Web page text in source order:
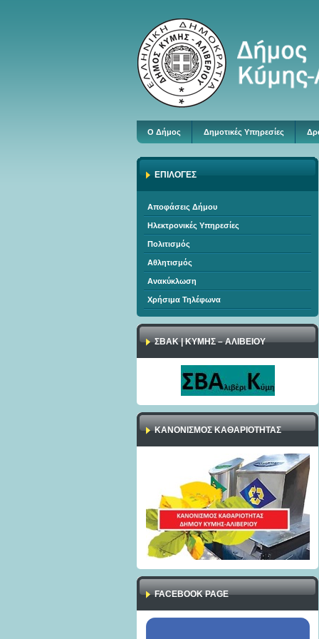
Ο Δήμος Δημοτικές Υπηρεσίες
ΕΠΙΛΟΓΕΣ
Αποφάσεις Δήμου
Ηλεκτρονικές Υπηρεσίες
Πολιτισμός
Αθλητισμός
Ανακύκλωση
Χρήσιμα Τηλέφωνα
ΣΒΑΚ | ΚΥΜΗΣ – ΑΛΙΒΕΙΟΥ
ΚΑΝΟΝΙΣΜΌΣ ΚΑΘΑΡΙΌΤΗΤΑΣ
FACEBOOK PAGE